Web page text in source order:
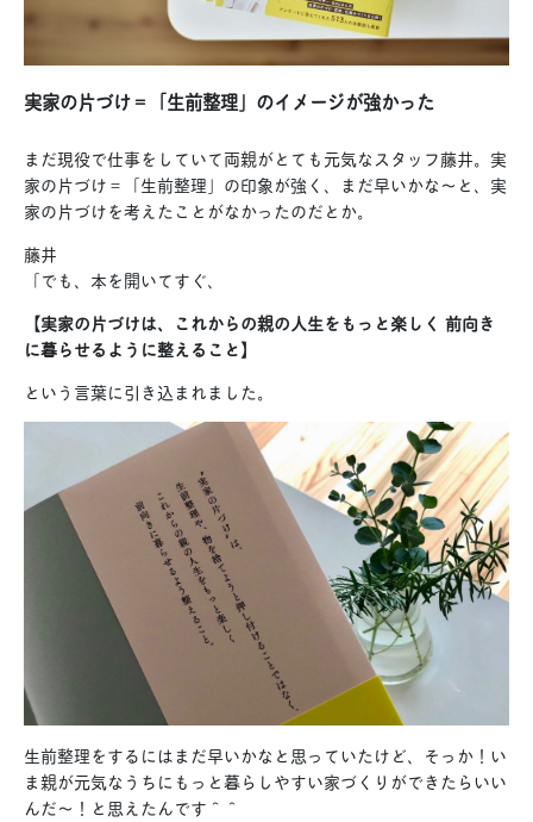
実家の片づけ＝「生前整理」のイメージが強かった
まだ現役で仕事をしていて両親がとても元気なスタッフ藤井。実
家の片づけ＝「生前整理」の印象が強く、まだ早いかな〜と、実
家の片づけを考えたことがなかったのだとか。
藤井
「でも、本を開いてすぐ、
【実家の片づけは、これからの親の人生をもっと楽しく 前向き
に暮らせるように整えること】
という言葉に引き込まれました。
生前整理をするにはまだ早いかなと思っていたけど、そっか！い
ま親が元気なうちにもっと暮らしやすい家づくりができたらいい
んだ〜！と思えたんです＾＾